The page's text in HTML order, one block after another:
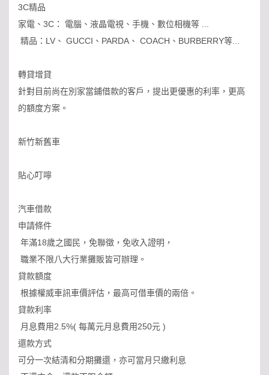
3C精品
家電、3C： 電腦、液晶電視、手機、數位相機等 ...
精品：LV、 GUCCI、PARDA、 COACH、BURBERRY等...
轉貸增貸
針對目前尚在別家當鋪借款的客戶，提出更優惠的利率，更高
的額度方案。
新竹新舊車
貼心叮嚀
汽車借款
申請條件
年滿18歲之國民，免聯徵，免收入證明，
職業不限八大行業攤販皆可辦理。
貸款額度
根據權威車訊車價評估，最高可借車價的兩倍。
貸款利率
月息費用2.5%( 每萬元月息費用250元 )
還款方式
可分一次結清和分期攤還，亦可當月只繳利息